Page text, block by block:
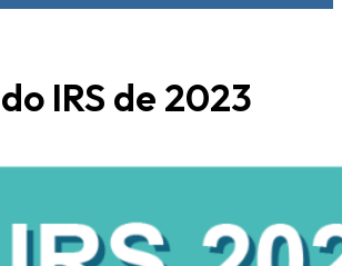
IRS de 2023